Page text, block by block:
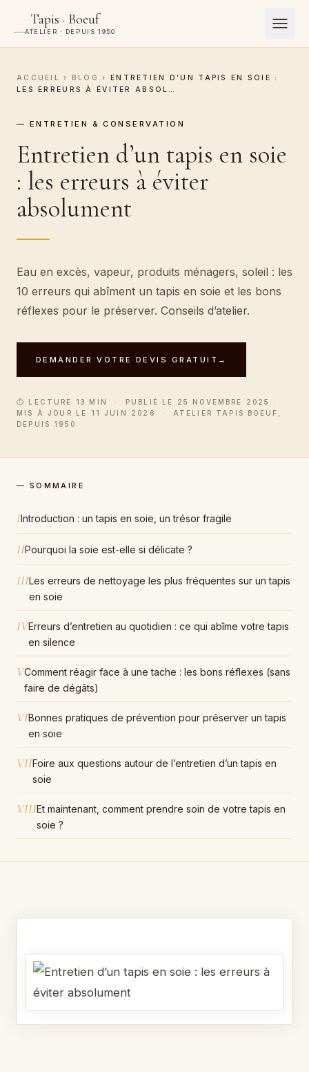
Tapis · Boeuf
ATELIER · DEPUIS 1950
ACCUEIL › BLOG ›
ENTRETIEN D’UN TAPIS EN SOIE :
LES ERREURS À ÉVITER ABSOL…
— ENTRETIEN & CONSERVATION
Entretien d’un tapis en soie
: les erreurs à éviter
absolument
Eau en excès, vapeur, produits ménagers, soleil : les
10 erreurs qui abîment un tapis en soie et les bons
réflexes pour le préserver. Conseils d’atelier.
DEMANDER VOTRE DEVIS GRATUIT →
⏱ LECTURE 13 MIN · PUBLIÉ LE 25 NOVEMBRE 2025 ·
MIS À JOUR LE 11 JUIN 2026 · ATELIER TAPIS BOEUF,
DEPUIS 1950
— SOMMAIRE
IIntroduction : un tapis en soie, un trésor fragile
IIPourquoi la soie est-elle si délicate ?
IIILes erreurs de nettoyage les plus fréquentes sur un tapis
en soie
IVErreurs d’entretien au quotidien : ce qui abîme votre tapis
en silence
VComment réagir face à une tache : les bons réflexes (sans
faire de dégâts)
VIBonnes pratiques de prévention pour préserver un tapis
en soie
VIIFoire aux questions autour de l’entretien d’un tapis en
soie
VIIIEt maintenant, comment prendre soin de votre tapis en
soie ?